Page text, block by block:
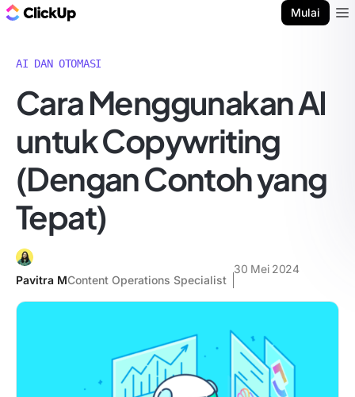
Mulai
AI DAN OTOMASI
Cara Menggunakan AI
untuk Copywriting
(Dengan Contoh yang
Tepat)
Pavitra MContent Operations Specialist
30 Mei 2024